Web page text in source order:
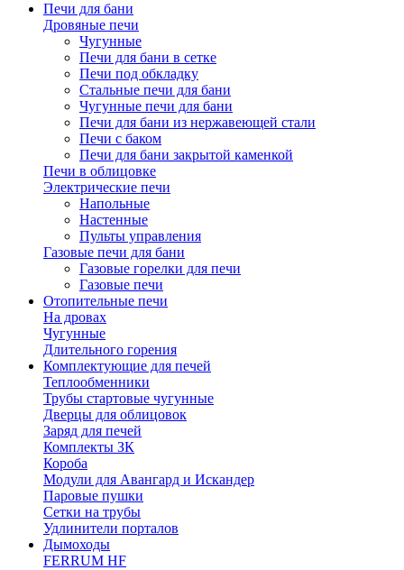
Печи для бани
Дровяные печи
Чугунные
Печи для бани в сетке
Печи под обкладку
Стальные печи для бани
Чугунные печи для бани
Печи для бани из нержавеющей стали
Печи с баком
Печи для бани закрытой каменкой
Печи в облицовке
Электрические печи
Напольные
Настенные
Пульты управления
Газовые печи для бани
Газовые горелки для печи
Газовые печи
Отопительные печи
На дровах
Чугунные
Длительного горения
Комплектующие для печей
Теплообменники
Трубы стартовые чугунные
Дверцы для облицовок
Заряд для печей
Комплекты ЗК
Короба
Модули для Авангард и Искандер
Паровые пушки
Сетки на трубы
Удлинители порталов
Дымоходы
FERRUM HF